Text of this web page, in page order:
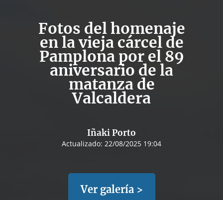
Fotos del homenaje
en la vieja cárcel de
Pamplona por el 89
aniversario de la
matanza de
Valcaldera
Iñaki Porto
Actualizado: 22/08/2025 19:04
Ver galería >